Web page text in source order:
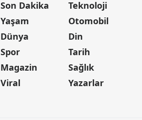
Son Dakika
Yaşam
Dünya
Spor
Magazin
Viral
Teknoloji
Otomobil
Din
Tarih
Sağlık
Yazarlar